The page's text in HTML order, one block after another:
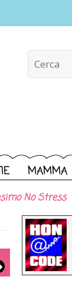
MAMMA
No Stress